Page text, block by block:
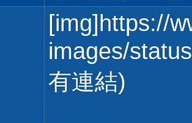
[img]https://
images/
有連結)